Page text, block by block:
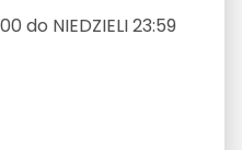
do NIEDZIELI 23:59